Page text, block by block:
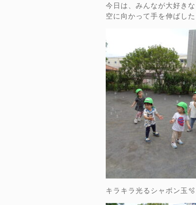
今日は、みんなが大好き
空に向かって手を伸ばし
キラキラ光るシャボン玉🫧